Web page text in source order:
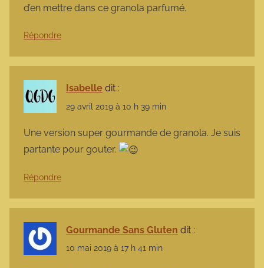
d’en mettre dans ce granola parfumé.
Répondre
Isabelle dit :
29 avril 2019 à 10 h 39 min
Une version super gourmande de granola. Je suis
partante pour gouter.
Répondre
Gourmande Sans Gluten dit :
10 mai 2019 à 17 h 41 min